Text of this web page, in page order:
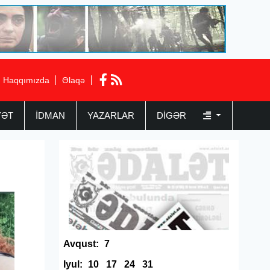
Haqqımızda Əlaqə
İDMAN YAZARLAR DIGƏR
Avqust: 7
Iyul:
10 17 24 31